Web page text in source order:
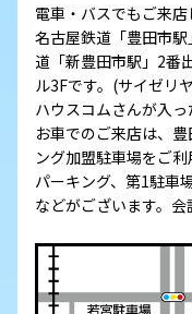
電車・バスでもご来店
名古屋鉄道「豊田市
道「新豊田市駅」2番
ル3Fです。(サイゼリ
ハウスコムさんが入
お車でのご来店は、
ング加盟駐車場をご
パーキング、第1駐車
などがございます。会